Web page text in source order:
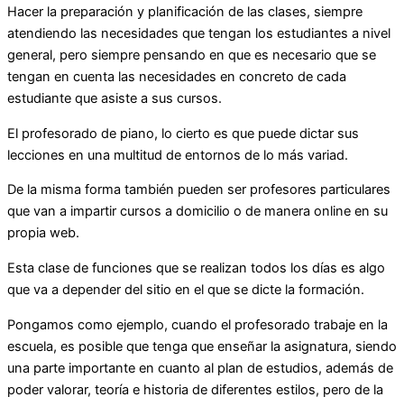
Hacer la preparación y planificación de las clases, siempre
atendiendo las necesidades que tengan los estudiantes a nivel
general, pero siempre pensando en que es necesario que se
tengan en cuenta las necesidades en concreto de cada
estudiante que asiste a sus cursos.
El profesorado de piano, lo cierto es que puede dictar sus
lecciones en una multitud de entornos de lo más variad.
De la misma forma también pueden ser profesores particulares
que van a impartir cursos a domicilio o de manera online en su
propia web.
Esta clase de funciones que se realizan todos los días es algo
que va a depender del sitio en el que se dicte la formación.
Pongamos como ejemplo, cuando el profesorado trabaje en la
escuela, es posible que tenga que enseñar la asignatura, siendo
una parte importante en cuanto al plan de estudios, además de
poder valorar, teoría e historia de diferentes estilos, pero de la